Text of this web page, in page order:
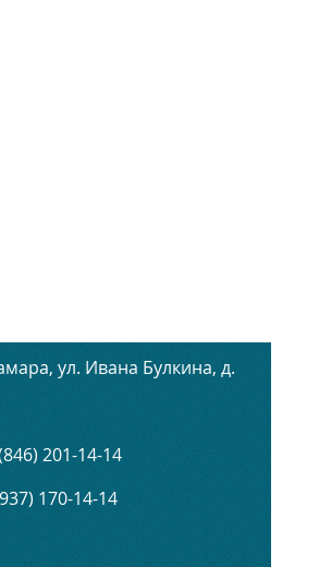
ул. Ивана Булкина, д.
201-14-14
170-14-14